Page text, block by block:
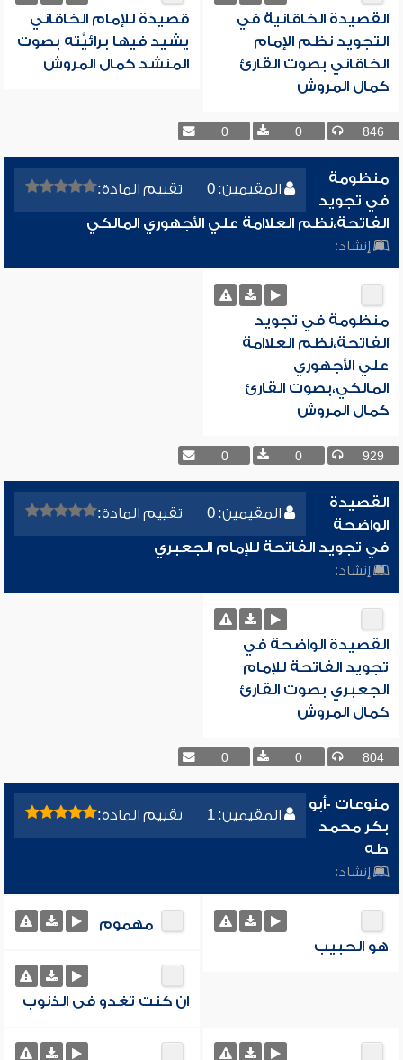
القصيدة الخاقانية في
التجويد نظم الإمام
الخاقاني بصوت القارئ
كمال المروش
قصيدة للإمام الخاقاني
يشيد فيها برائيَّته بصوت
المنشد كمال المروش
846
0
0
المقيمين: 0 تقييم المادة:
منظومة
في تجويد
الفاتحة،نظم العلاامة علي الأجهوري المالكي
إنشاد:
منظومة في تجويد
الفاتحة،نظم العلاامة
علي الأجهوري
المالكي،بصوت القارئ
كمال المروش
929
0
0
المقيمين: 0 تقييم المادة:
القصيدة
الواضحة
في تجويد الفاتحة للإمام الجعبري
إنشاد:
القصيدة الواضحة في
تجويد الفاتحة للإمام
الجعبري بصوت القارئ
كمال المروش
804
0
0
المقيمين: 1 تقييم المادة:
منوعات -أبو
بكر محمد
طه
إنشاد:
هو الحبيب
مهموم
ان كنت تغدو فى الذنوب